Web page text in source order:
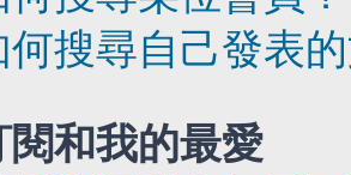
何搜尋自己發表
閱和我的最愛